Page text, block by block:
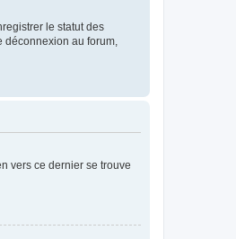
le statut des
au forum,
vers ce dernier se trouve